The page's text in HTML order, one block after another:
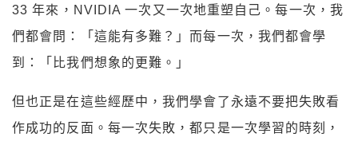
33 年來，NVIDIA 一次又一次地重塑自己。每一次，我
們都會問：「這能有多難？」而每一次，我們都會學
到：「比我們想象的更難。」
但也正是在這些經歷中，我們學會了永遠不要把失敗看
作成功的反面。每一次失敗，都只是一次學習的時刻，